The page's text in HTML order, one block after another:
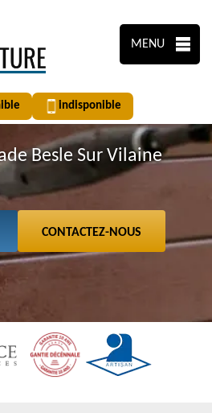
MENU
indisponible
Besle Sur Vilaine
CONTACTEZ-NOUS